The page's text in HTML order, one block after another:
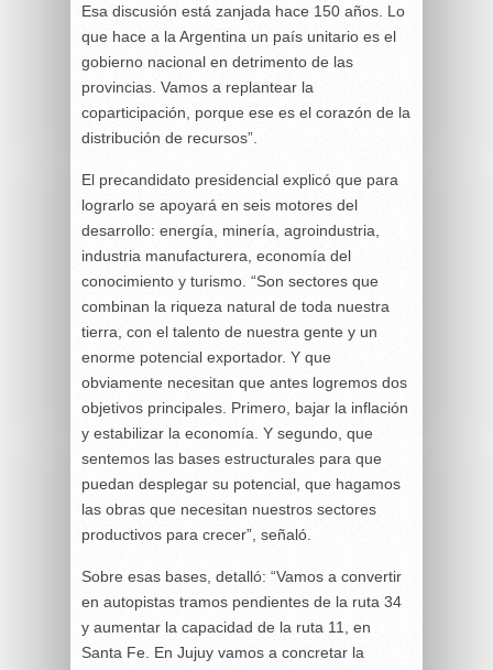
Esa discusión está zanjada hace 150 años. Lo
que hace a la Argentina un país unitario es el
gobierno nacional en detrimento de las
provincias. Vamos a replantear la
coparticipación, porque ese es el corazón de la
distribución de recursos”.
El precandidato presidencial explicó que para
lograrlo se apoyará en seis motores del
desarrollo: energía, minería, agroindustria,
industria manufacturera, economía del
conocimiento y turismo. “Son sectores que
combinan la riqueza natural de toda nuestra
tierra, con el talento de nuestra gente y un
enorme potencial exportador. Y que
obviamente necesitan que antes logremos dos
objetivos principales. Primero, bajar la inflación
y estabilizar la economía. Y segundo, que
sentemos las bases estructurales para que
puedan desplegar su potencial, que hagamos
las obras que necesitan nuestros sectores
productivos para crecer”, señaló.
Sobre esas bases, detalló: “Vamos a convertir
en autopistas tramos pendientes de la ruta 34
y aumentar la capacidad de la ruta 11, en
Santa Fe. En Jujuy vamos a concretar la